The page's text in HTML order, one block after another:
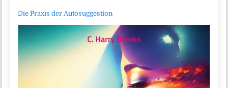
Die Praxis der Autosuggestion